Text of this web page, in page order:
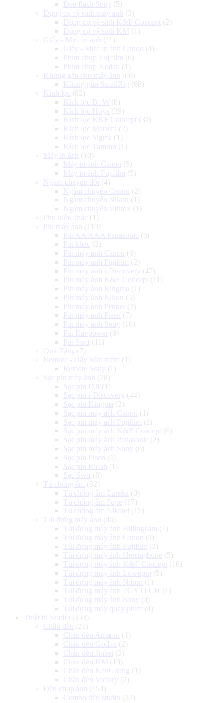
Đèn flash Sony (5)
Dụng cụ vệ sinh máy ảnh
(3)
Dụng cụ vệ sinh K&F Concept (2)
Dụng cụ vệ sinh KM (1)
Giấy - Mực in ảnh
(11)
Giấy - Mực in ảnh Canon
(4)
Phim chụp Fujifilm (6)
Phim chụp Kodak (1)
Khung gắn cho máy ảnh
(68)
Khung gắn SmallRig (68)
Kính lọc (82)
Kính lọc B+W (8)
Kính lọc Hoya (39)
Kính lọc K&F Concept (30)
Kính lọc Marumi (2)
Kính lọc Sigma (1)
Kính lọc Tamron
(1)
Máy in ảnh
(10)
Máy in ảnh Canon
(5)
Máy in ảnh Fujifilm (5)
Ngàm chuyển đổi (4)
Ngàm chuyển Canon
(2)
Ngàm chuyển Nikon
(1)
Ngàm chuyển Viltrox (1)
Phụ kiện khác (1)
Pin máy ảnh
(119)
Pin AA AAA Panasonic (5)
Pin khác (2)
Pin máy ảnh Canon
(6)
Pin máy ảnh Fujifilm (2)
Pin máy ảnh i-Discovery (47)
Pin máy ảnh K&F Concept (11)
Pin máy ảnh Kingma (1)
Pin máy ảnh Nikon
(5)
Pin máy ảnh Pentax (3)
Pin máy ảnh Pisen
(7)
Pin máy ảnh Sony (10)
Pin Ravpower
(9)
Pin Swit (11)
Quà Tặng (7)
Remote - Dây bấm mềm (1)
Remote Sony (1)
Sạc pin máy ảnh
(78)
Sạc pin DJI (1)
Sạc pin i-Discovery (44)
Sạc pin Kingma (2)
Sạc pin máy ảnh Canon
(1)
Sạc pin máy ảnh Fujifilm (2)
Sạc pin máy ảnh K&F Concept (6)
Sạc pin máy ảnh Panasonic (2)
Sạc pin máy ảnh Sony (6)
Sạc pin Pisen
(4)
Sạc pin Ricoh
(1)
Sạc Swit (8)
Tủ chống ẩm (32)
Tủ chống ẩm Eureka (0)
Tủ chống ẩm Fujie (17)
Tủ chống ẩm Nikatei (15)
Túi đựng máy ảnh
(46)
Túi đựng máy ảnh Billingham (1)
Túi đựng máy ảnh Canon
(3)
Túi đựng máy ảnh Fujifilm (3)
Túi đựng máy ảnh Herringbone (5)
Túi đựng máy ảnh K&F Concept (16)
Túi đựng máy ảnh Lowepro (5)
Túi đựng máy ảnh Nikon
(1)
Túi đựng máy ảnh PGYTECH
(1)
Túi đựng máy ảnh Sony (4)
Túi đựng máy quay phim (4)
Thiết bị Studio (353)
Chân đèn
(21)
Chân đèn Amaran
(1)
Chân đèn Godox (2)
Chân đèn Jinbei (3)
Chân đèn KM (10)
Chân đèn NanGuang (1)
Chân đèn Victory (2)
Đèn chụp ảnh
(154)
Combo đèn studio (33)